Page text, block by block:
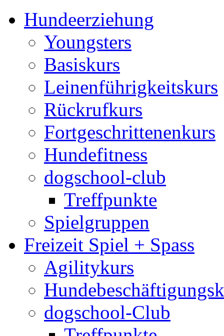
Hundeerziehung
Youngsters
Basiskurs
Leinenführigkeitskurs
Rückrufkurs
Fortgeschrittenenkurs
Hundefitness
dogschool-club
Treffpunkte
Spielgruppen
Freizeit Spiel + Spass
Agilitykurs
dogschool-Club